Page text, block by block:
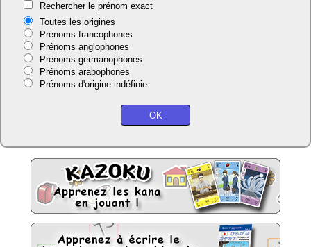
Rechercher le prénom exact
Toutes les origines
Prénoms francophones
Prénoms anglophones
Prénoms germanophones
Prénoms arabophones
Prénoms d'origine indéfinie